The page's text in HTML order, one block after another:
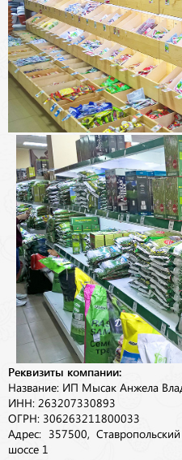
Реквизиты компании:
Название: ИП Мысак Анжела
ИНН: 263207330893
ОГРН: 306263211800033
Адрес: 357500,
шоссе 1